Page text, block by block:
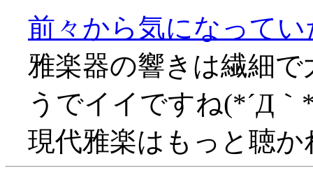
前々から気になって
雅楽器の響きは繊細
うでイイですね(*´Д｀
現代雅楽はもっと聴